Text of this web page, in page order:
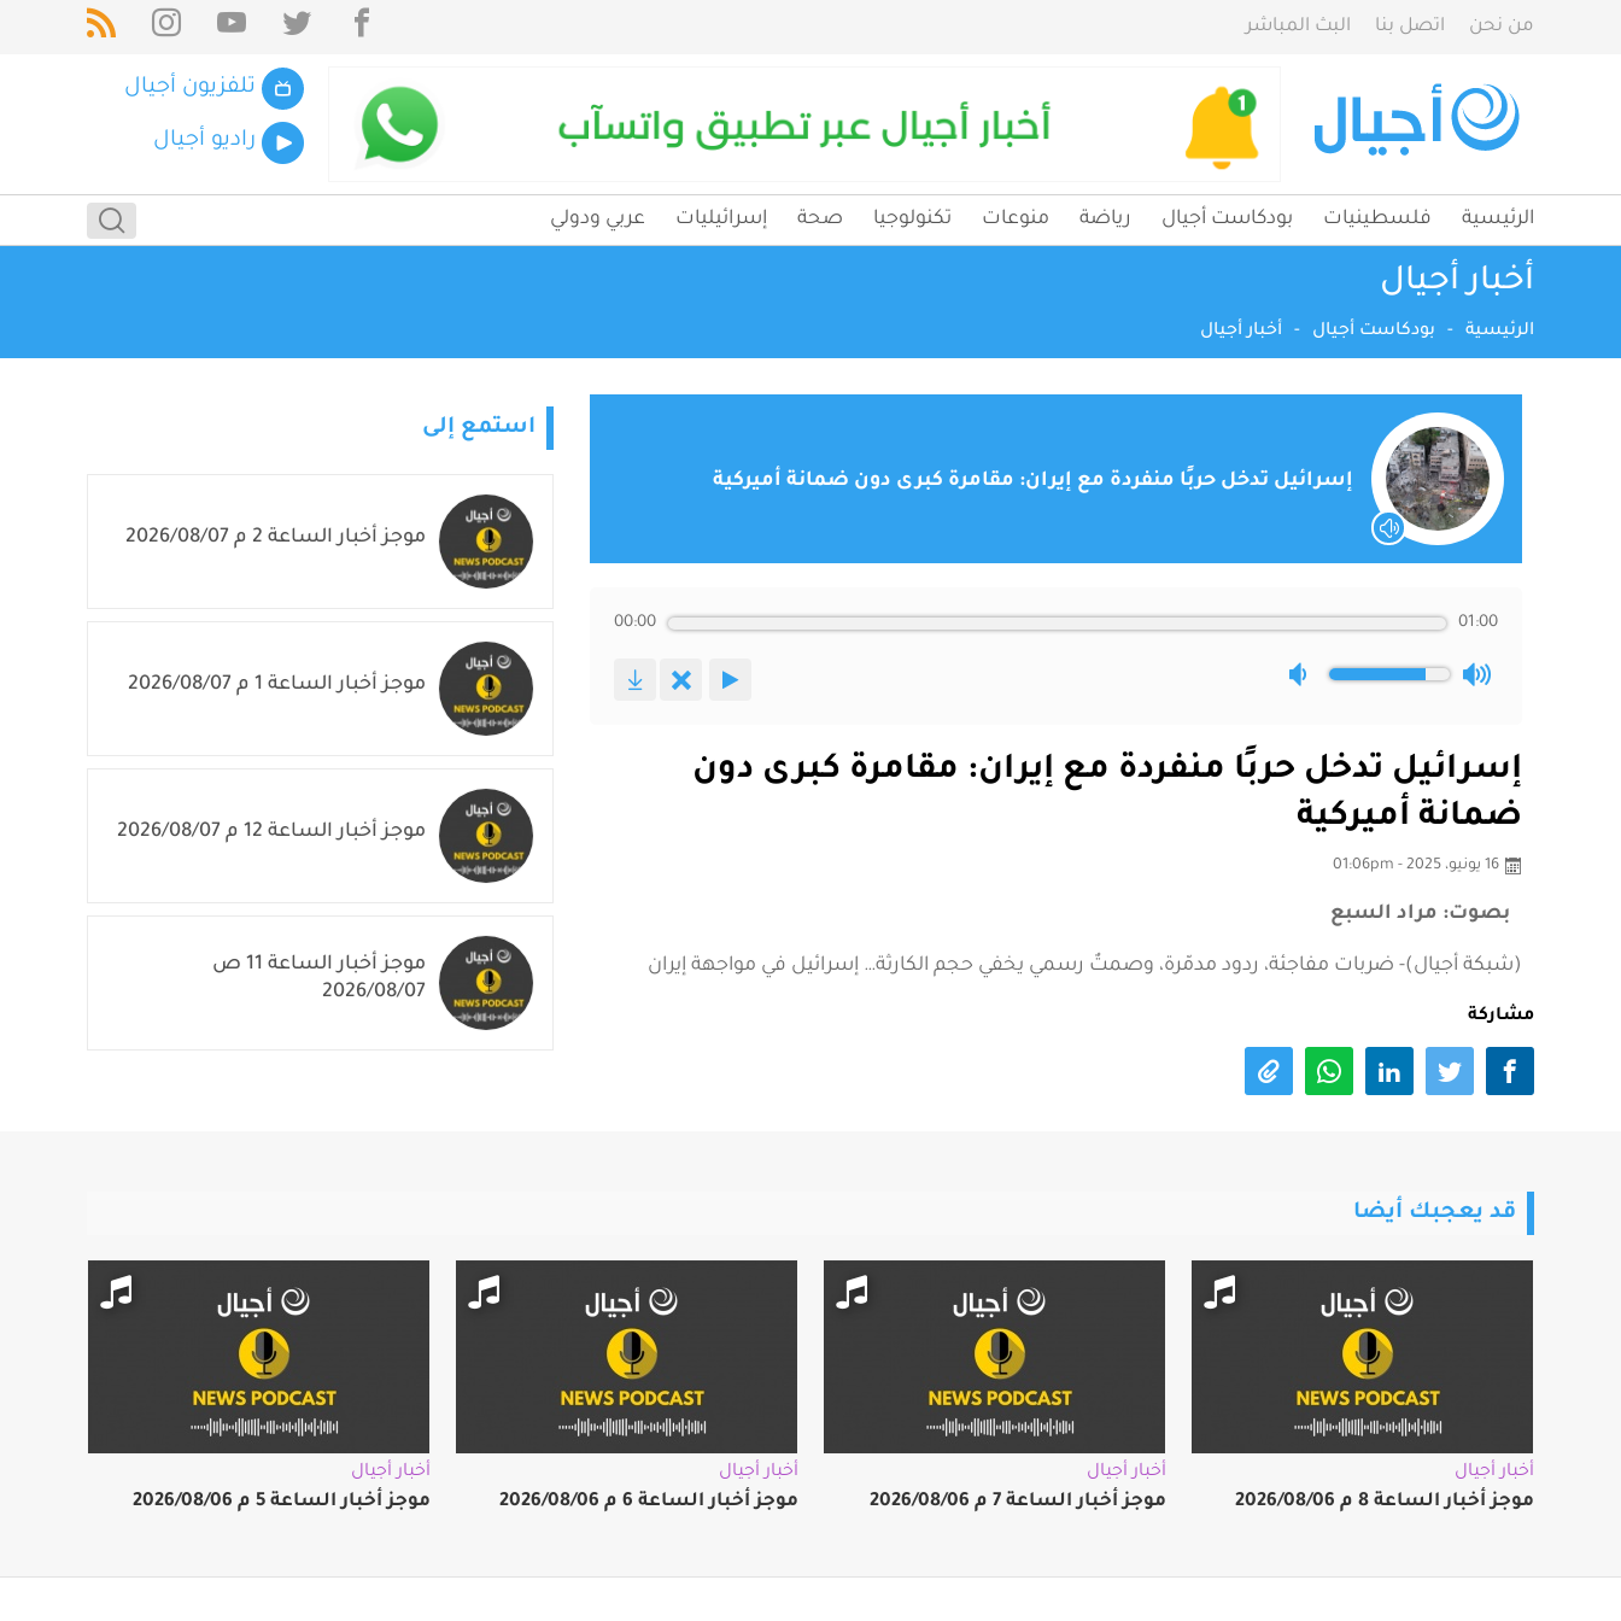
من نحن اتصل بنا البث المباشر
تلفزيون أجيال
راديو أجيال
الرئيسية فلسطينيات بودكاست أجيال رياضة منوعات تكنولوجيا صحة إسرائيليات عربي ودولي
أخبار أجيال
الرئيسية - بودكاست أجيال - أخبار أجيال
إسرائيل تدخل حربًا منفردة مع إيران: مقامرة كبرى دون ضمانة أميركية
00:00 01:00
إسرائيل تدخل حربًا منفردة مع إيران: مقامرة كبرى دون
ضمانة أميركية
16 يونيو، 2025 - 01:06pm
بصوت: مراد السبع
(شبكة أجيال)- ضربات مفاجئة، ردود مدمّرة، وصمتٌ رسمي يخفي حجم الكارثة… إسرائيل في مواجهة إيران
مشاركة
استمع إلى
موجز أخبار الساعة 2 م 2026/08/07
موجز أخبار الساعة 1 م 2026/08/07
موجز أخبار الساعة 12 م 2026/08/07
موجز أخبار الساعة 11 ص
2026/08/07
قد يعجبك أيضا
أخبار أجيال
موجز أخبار الساعة 8 م 2026/08/06
أخبار أجيال
موجز أخبار الساعة 7 م 2026/08/06
أخبار أجيال
موجز أخبار الساعة 6 م 2026/08/06
أخبار أجيال
موجز أخبار الساعة 5 م 2026/08/06